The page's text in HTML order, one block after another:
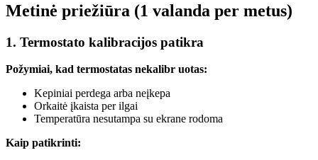
Metinė priežiūra (1 valanda per metus)
1. Termostato kalibracijos patikra
Požymiai, kad termostatas nekalibr uotas:
Kepiniai perdega arba neįkepa
Orkaitė įkaista per ilgai
Temperatūra nesutampa su ekrane rodoma
Kaip patikrinti: